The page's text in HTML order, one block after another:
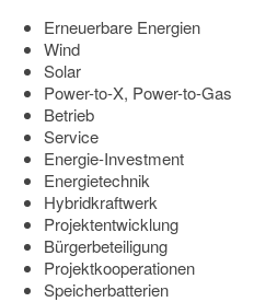
Erneuerbare Energien
Wind
Solar
Power-to-X, Power-to-Gas
Betrieb
Service
Energie-Investment
Energietechnik
Hybridkraftwerk
Projektentwicklung
Bürgerbeteiligung
Projektkooperationen
Speicherbatterien